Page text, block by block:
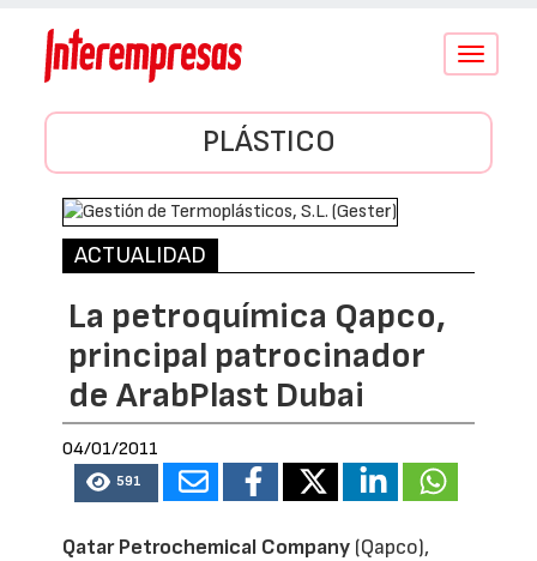
Conmutar
PLÁSTICO
ACTUALIDAD
La petroquímica Qapco,
principal patrocinador
de ArabPlast Dubai
04/01/2011
591
Qatar Petrochemical Company (Qapco),